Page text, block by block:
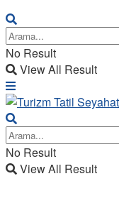
No Result
View All Result
No Result
View All Result